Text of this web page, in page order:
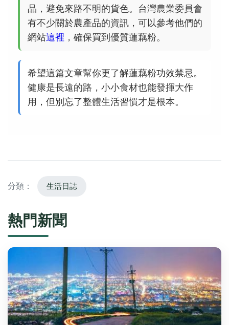
品，避免來路不明的貨色。台灣農業委員會
有不少關於農產品的資訊，可以參考他們的
網站這裡 ，確保買到優質蓮藕粉。
希望這篇文章幫你更了解蓮藕粉功效禁忌。
健康是長遠的路，小小食材也能發揮大作
用，但別忘了整體生活習慣才是根本。
分類： 生活日誌
熱門新聞